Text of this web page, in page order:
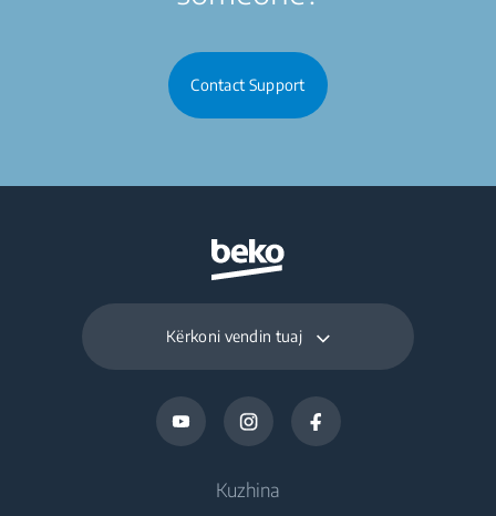
Contact Support
Kërkoni vendin tuaj
Kuzhina